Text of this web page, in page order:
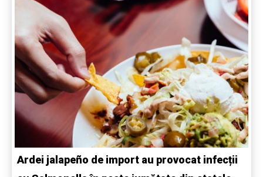
Ardei jalapeño de import au provocat infecții